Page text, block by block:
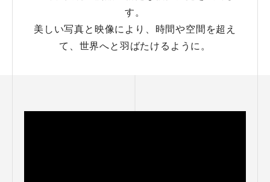
す。
美しい写真と映像により、時間や空間を超え
て、 世界へと羽ばたけるように。